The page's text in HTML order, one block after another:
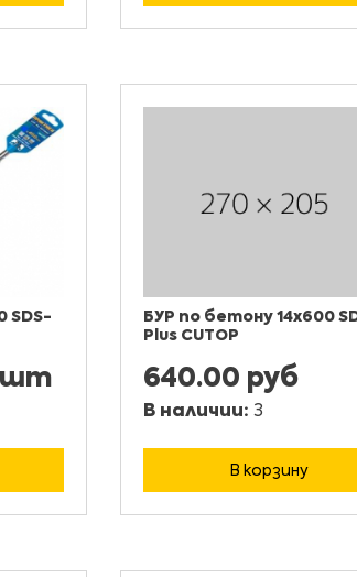
SDS-
шт
БУР по бетону 14x600
Plus CUTOP
640.00 руб
В наличии: 3
В корзину